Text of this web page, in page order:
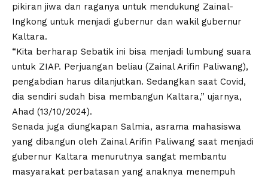
pikiran jiwa dan raganya untuk mendukung Zainal-
Ingkong untuk menjadi gubernur dan wakil gubernur
Kaltara.
“Kita berharap Sebatik ini bisa menjadi lumbung suara
untuk ZIAP. Perjuangan beliau (Zainal Arifin Paliwang),
pengabdian harus dilanjutkan. Sedangkan saat Covid,
dia sendiri sudah bisa membangun Kaltara,” ujarnya,
Ahad (13/10/2024).
Senada juga diungkapan Salmia, asrama mahasiswa
yang dibangun oleh Zainal Arifin Paliwang saat menjadi
gubernur Kaltara menurutnya sangat membantu
masyarakat perbatasan yang anaknya menempuh